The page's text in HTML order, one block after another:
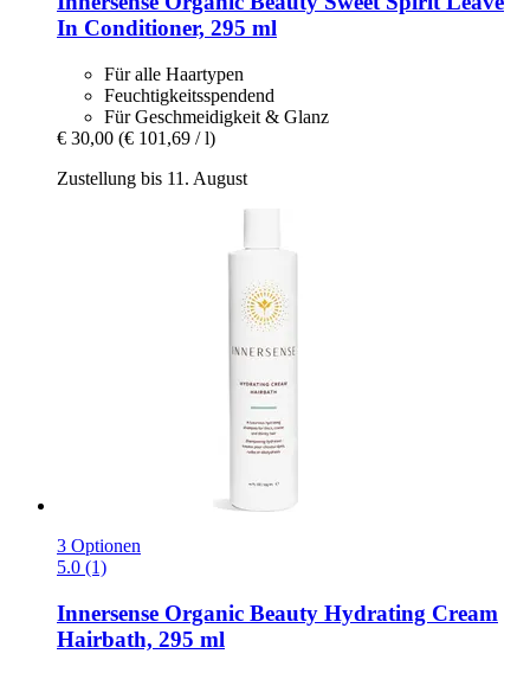
In Conditioner, 295 ml
Für alle Haartypen
Feuchtigkeitsspendend
Für Geschmeidigkeit & Glanz
€ 30,00 (€ 101,69 / l)
Zustellung bis 11. August
3 Optionen
5.0 (1)
Innersense Organic Beauty Hydrating Cream
Hairbath, 295 ml